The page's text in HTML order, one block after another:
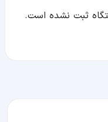
ثبت نشده است.